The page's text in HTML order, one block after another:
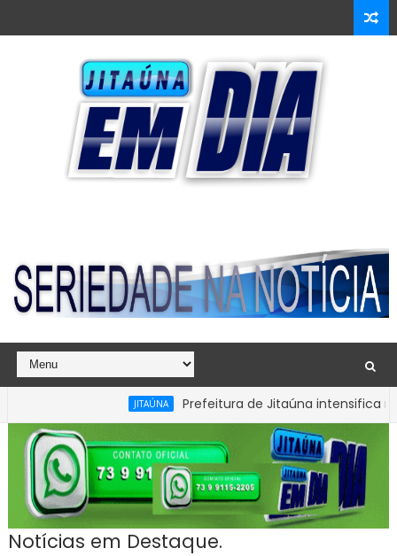
Prefeitura de Jitaúna intensifica
Notícias em Destaque.